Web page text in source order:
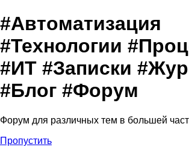
#Автоматизация
#Технологии
#ИТ #Записки
#Блог #Форум
Форум для различных тем в большей
Пропустить